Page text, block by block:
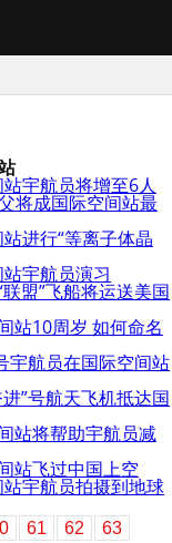
宇航员将增至6人
将成国际空间站最
进行“等离子体晶
宇航员演习
盟”飞船将运送美国
站10周岁 如何命名
宇航员在国际空间站
进”号航天飞机抵达国
站将帮助宇航员减
站飞过中国上空
宇航员拍摄到地球
61 62
63